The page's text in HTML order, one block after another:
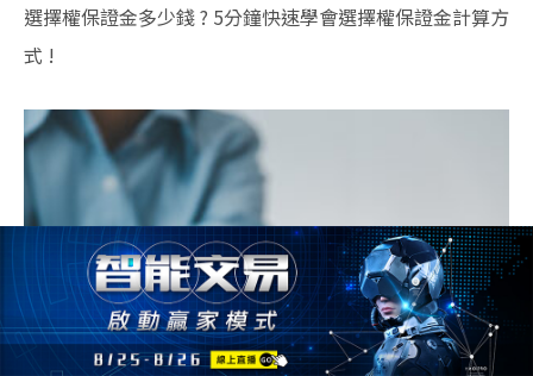
選擇權保證金多少錢 ? 5分鐘快速學會選擇權保證金計算方
式 !